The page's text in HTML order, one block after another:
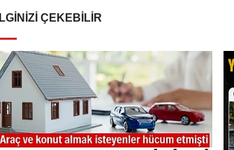
İLGINIZI ÇEKEBILIR